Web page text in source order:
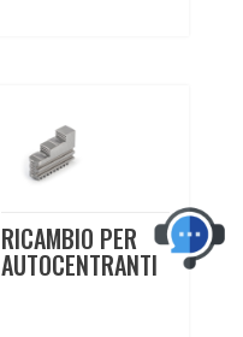
RICAMBIO PER
AUTOCENTRANTI